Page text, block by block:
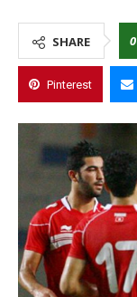
SHARE 0
Pinterest